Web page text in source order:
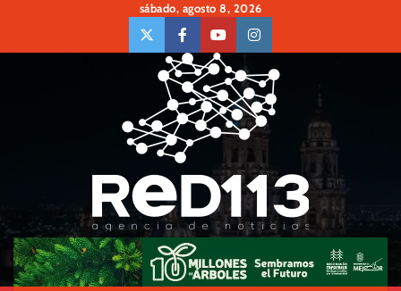
content
sábado, agosto 8, 2026
twiter Face Youtubeinsta